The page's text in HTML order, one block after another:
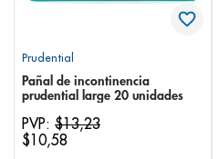
Prudential
Pañal de incontinencia
prudential large 20 unidades
PVP: $13,23
$10,58